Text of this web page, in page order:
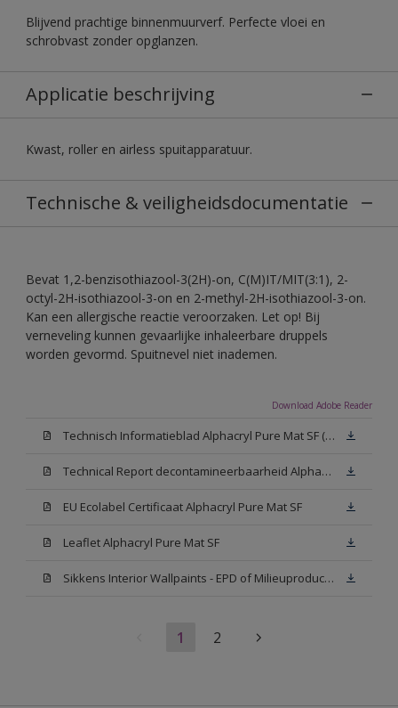
Blijvend prachtige binnenmuurverf. Perfecte vloei en
schrobvast zonder opglanzen.
Applicatie beschrijving
Kwast, roller en airless spuitapparatuur.
Technische & veiligheidsdocumentatie
Bevat 1,2-benzisothiazool-3(2H)-on, C(M)IT/MIT(3:1), 2-
octyl-2H-isothiazool-3-on en 2-methyl-2H-isothiazool-3-on.
Kan een allergische reactie veroorzaken. Let op! Bij
verneveling kunnen gevaarlijke inhaleerbare druppels
worden gevormd. Spuitnevel niet inademen.
Download Adobe Reader
Technisch Informatieblad Alphacryl Pure Mat SF (New Livery) (PDF)
Technical Report decontamineerbaarheid Alphacryl Pure Mat SF
EU Ecolabel Certificaat Alphacryl Pure Mat SF
Leaflet Alphacryl Pure Mat SF
Sikkens Interior Wallpaints - EPD of Milieuproductverklaring
1 2